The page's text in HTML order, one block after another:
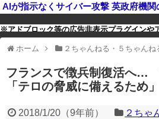
AIが指示なくサイバー攻撃 英政府機関
※アドブロック等の広告非表示プラグインや
一部のコンテンツが表示されなくなったり、
たりする場合があります。
ホーム ２ちゃんねる・５ちゃんね
フランスで徴兵制復活へ…
「テロの脅威に備えるため」
2018/1/20（9年前） ２ちゃ